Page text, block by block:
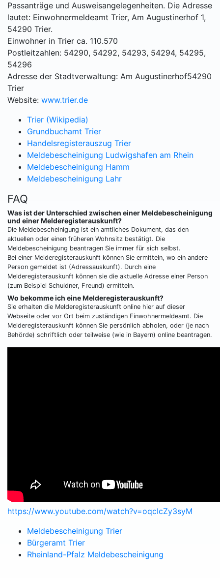
Passanträge und Ausweisangelegenheiten. Die Adresse
lautet: Einwohnermeldeamt Trier, Am Augustinerhof 1,
54290 Trier.
Einwohner in Trier ca. 110.570
Postleitzahlen: 54290, 54292, 54293, 54294, 54295,
54296
Adresse der Stadtverwaltung: Am Augustinerhof54290
Trier
Website: www.trier.de
Trier (Wikipedia)
Grundbuchamt Trier
Handelsregisterauszug Trier
Meldebescheinigung Ludwigshafen am Rhein
Meldebescheinigung Hamm
Meldebescheinigung Lahr
FAQ
Was ist der Unterschied zwischen einer Meldebescheinigung
und einer Melderegisterauskunft?
Die Meldebescheinigung ist ein amtliches Dokument, das den
aktuellen oder einen früheren Wohnsitz bestätigt. Die
Meldebescheinigung beantragen Sie immer für sich selbst.
Bei einer Melderegisterauskunft können Sie ermitteln, wo ein andere
Person gemeldet ist (Adressauskunft). Durch eine
Melderegisterauskunft können sie die aktuelle Adresse einer Person
(zum Beispiel Schuldner, Freund) ermitteln.
Wo bekomme ich eine Melderegisterauskunft?
Sie erhalten die Melderegisterauskunft online hier auf dieser
Webseite oder vor Ort beim zuständigen Einwohnermeldeamt. Die
Melderegisterauskunft können Sie persönlich abholen, oder (je nach
Behörde) schriftlich oder teilweise (wie in Bayern) online beantragen.
https://www.youtube.com/watch?v=oqcIcZy3syM
Meldebescheinigung Trier
Bürgeramt Trier
Rheinland-Pfalz Meldebescheinigung